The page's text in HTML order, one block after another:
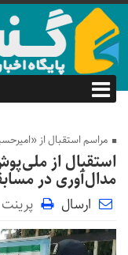
مراسم استقبال از
استقبال از
مدال‌آوری در
ارسال پرینت